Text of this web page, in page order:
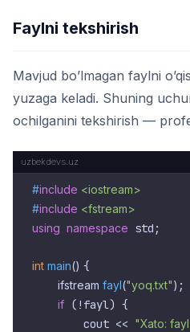
Faylni tekshirish
Mavjud bo’lmagan faylni
yuzaga keladi. Shuning
ochilganini tekshirish —
#include <iostream>
#include <fstream>
using namespace std;
int main() {
ifstream fayl("yoq.txt") ;
if (!fayl) {
        cout <<
"Xato: